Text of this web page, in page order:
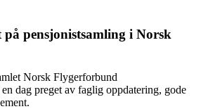
på pensjonistsamling i Norsk
Norsk Flygerforbund
dag preget av faglig oppdatering, gode